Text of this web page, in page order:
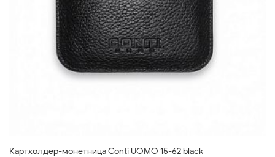
Картхолдер-монетница Conti UOMO 15-62 black